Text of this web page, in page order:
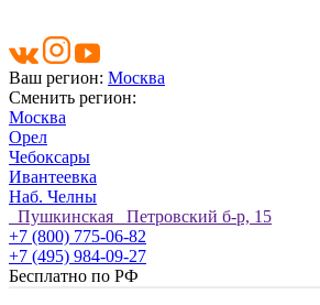
Ваш регион: Москва
Сменить регион:
Москва
Орел
Чебоксары
Ивантеевка
Наб. Челны
Пушкинская Петровский б-р, 15
+7 (800) 775-06-82
+7 (495) 984-09-27
Бесплатно по РФ